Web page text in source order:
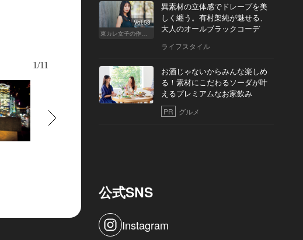
選曲は「ミュージックセレクター」と呼ばれる豊富な知識を持つスタッフが担当。「
のターンテーブルが温かな音を奏でる
1/11
Vol.53
東カレ女子の作り方
異素材の立体感でドレープを美
しく纏う。有村架純が魅せる、
大人のオールブラックコーデ
ライフスタイル
お酒じゃないからみんな楽しめ
る！素材にこだわるソーダが叶
えるプレミアムなお家飲み
PR グルメ
公式SNS
Instagram